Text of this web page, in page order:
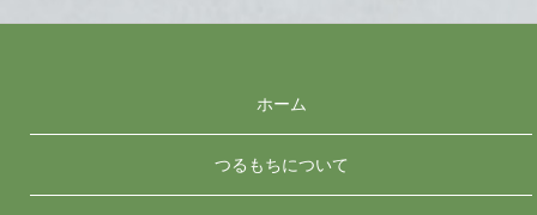
ホーム
つるもちについて